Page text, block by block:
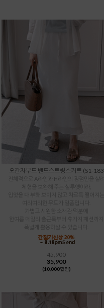
오간자무드 밴드스트링스커트 (S1-183
전체적으로 A라인과 H라인의 장점만을 살려
체형을 보완해 주는 실루엣이라,
여리여리한 무드가 일품입니다.
한여름 데일리 출근룩부터 휴가지 패션까지
폭넓게 활용하실 수 있습니다.
45,900
35,900
(10,000할인)